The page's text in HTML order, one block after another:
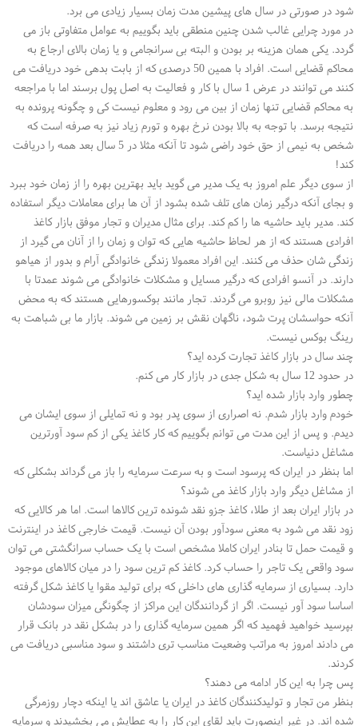
شود در صورتی در سال های پیشین مدت زمان بسیار زیادی می برد.
در مورد چرایی غالب شدن چنین منطقی باید بگوییم به عوامل متفاوتی باز می
گردد. یکی همان هزینه بر بودن و البته بی سرانجامی و یا زمان بالای ارجاع به
محاکم قضایی است. افراد با همین 50 درصدی که از بابت بدهی خود دریافت می
کنند می توانند در عرض 1 سال با کار و فعالیت به اصل پول برسند اما با مراجعه
به محاکم قضایی تنها زمان از بین می رود و معلوم نیست کی و چگونه پرونده به
نتیجه برسد. با توجه به بالا بودن نرخ بهره و تورم زیاد نیز به صرفه است که
شخص به نیمی از حق خود راضی شود تا آنکه مثلا در 5 سال بعد همه را دریافت
کند!
از سوی دیگر علم امروز به یک مدیر می گوید باید بهترین بهره را از زمان خود ببرد
و بجای آنکه درگیر زمان های تلف شده بشود از آن ها برای معاملات دیگر استفاده
کند. مدیر باید حاشیه ها را کم کند. برای مثال مدیران و تجار موفق بازار کاغذ
افرادی هستند که از هر لحاظ حاشیه هایی که توان و زمان را از آنان می گیرد از
زندگی شان حذف می کنند. این افراد معمولا زندگی خانوادگی آرام و بدور از هیاهو
دارند. در آنسو افرادی که درگیر مسایل و مشکلات خانوادگی می شوند عمدتا با
مشکلات مالی نیز روبرو می گردند. تجار مانند بوکسورهایی هستند که به محض
آنکه حواسشان پرت شود، ناگهان نقش بر زمین می شوند. بازار ما بی شباهت به
رینگ بوکس نیست.
چند سال در بازار کاغذ تجارت کرده اید؟
در حدود 12 سال به شکل جدی در بازار کار می کنم.
چطور وارد بازار شده اید؟
خودم وارد بازار شدم. نه اصراری از سوی پدر بود و نه تمایلی از سوی ایشان می
دیدم. و پس از این مدت می توانم بگوییم که کار کاغذ یکی از کم سود آورترین
مشاغل دنیاست.
اما بنظر در ایران که پرسود است و به سرعت سرمایه را باز می گرداند بشکلی که
از مشاغل دیگر وارد بازار کاغذ می شوند؟
در بازار ایران بعد از طلا، کاغذ جزو نقد شونده ترین کالاها است. اما هر کالایی که
زود نقد می شود به معنی سودآور بودن آن نیست. قیمت خارجی کاغذ در اینترنت
و قیمت حمل تا بنادر ایران کاملا مشخص است با یک حساب سرانگشتی می توان
سود واقعی یک تاجر را حساب کرد. کاغذ کم ترین سود را در میان کالاهای موجود
دارد. بسیاری از سرمایه گذاری های داخلی که برای تولید مقوا یا کاغذ شکل گرفته
اساسا سود آور نیست. اگر از گردانندگان این مراکز از چگونگی میزان سودشان
بپرسید خواهید فهمید که اگر همین سرمایه گذاری را در بشکل نقد در بانک قرار
می دادند امروز به مراتب وضعیت مناسب تری داشتند و سود مناسبی دریافت می
کردند.
پس چرا به این کار ادامه می دهند؟
بنظر من تجار و تولیدکنندگان کاغذ در ایران یا عاشق اند یا اینکه دچار روزمرگی
شده اند. در غیر اینصورت باید لقای این کار را به عطایش می بخشیدند و سرمایه